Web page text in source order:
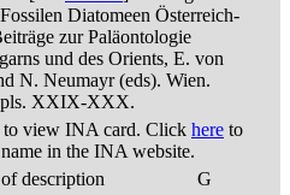
Diatomeen Österreich-
zur Paläontologie
und des Orients, E. von
N. Neumayr (eds). Wien.
pls. XXIX-XXX.
to view INA card. Click here to
in the INA website.
description
G